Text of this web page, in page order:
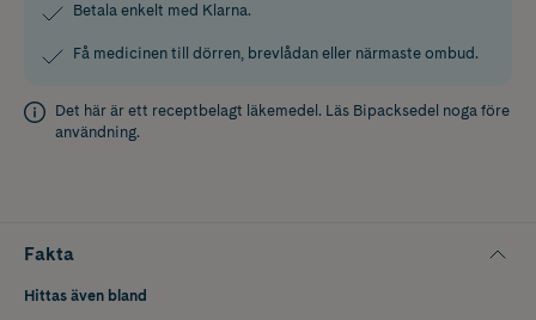
Betala enkelt med Klarna.
Få medicinen till dörren, brevlådan eller närmaste ombud.
Det här är ett receptbelagt läkemedel. Läs Bipacksedel noga före
användning.
Fakta
Hittas även bland